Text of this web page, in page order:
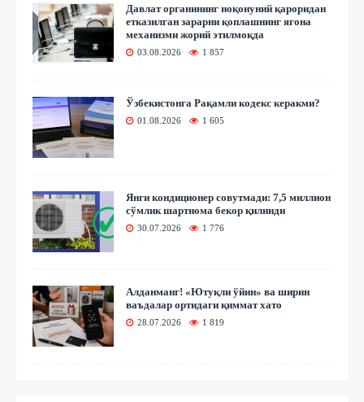
Давлат органининг ноқонуний қароридан
етказилган зарарни қоплашнинг ягона
механизми жорий этилмоқда
03.08.2026 1 857
Ўзбекистонга Рақамли кодекс керакми?
01.08.2026 1 605
Янги кондиционер совутмади: 7,5 миллион
сўмлик шартнома бекор қилинди
30.07.2026 1 776
Алданманг! «Ютуқли ўйин» ва ширин
ваъдалар ортидаги қиммат хато
28.07.2026 1 819